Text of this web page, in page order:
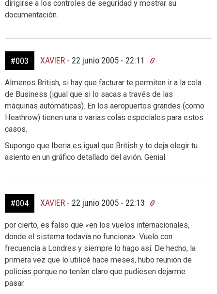
dirigirse a los controles de seguridad y mostrar su
documentación.
#003 XAVIER - 22 junio 2005 - 22:11
Almenos British, si hay que facturar te permiten ir a la cola
de Business (igual que si lo sacas a través de las
máquinas automáticas). En los aeropuertos grandes (como
Heathrow) tienen una o varias colas especiales para estos
casos.
Supongo que Iberia es igual que British y te deja elegir tu
asiento en un gráfico detallado del avión. Genial.
#004 XAVIER - 22 junio 2005 - 22:13
por cierto, es falso que «en los vuelos internacionales,
donde el sistema todavía no funciona». Vuelo con
frecuencia a Londres y siempre lo hago así. De hecho, la
primera vez que lo utilicé hace meses, hubo reunión de
policías porque no tenían claro que pudiesen dejarme
pasar.